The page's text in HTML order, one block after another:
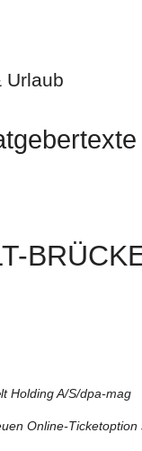
Urlaub
Holding A/S/dpa-mag
Online-